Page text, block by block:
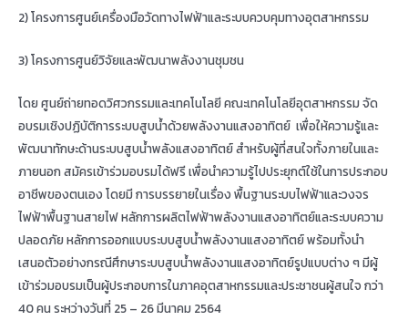
2) โครงการศูนย์เครื่องมือวัดทางไฟฟ้าและระบบควบคุมทางอุตสาหกรรม
3) โครงการศูนย์วิจัยและพัฒนาพลังงานชุมชน
โดย ศูนย์ถ่ายทอดวิศวกรรมและเทคโนโลยี คณะเทคโนโลยีอุตสาหกรรม จัด
อบรมเชิงปฏิบัติการระบบสูบน้ำด้วยพลังงานแสงอาทิตย์ เพื่อให้ความรู้และ
พัฒนาทักษะด้านระบบสูบน้ำพลังแสงอาทิตย์ สำหรับผู้ที่สนใจทั้งภายในและ
ภายนอก สมัครเข้าร่วมอบรมได้ฟรี เพื่อนำความรู้ไปประยุกต์ใช้ในการประกอบ
อาชีพของตนเอง โดยมี การบรรยายในเรื่อง พื้นฐานระบบไฟฟ้าและวงจร
ไฟฟ้าพื้นฐานสายไฟ หลักการผลิตไฟฟ้าพลังงานแสงอาทิตย์และระบบความ
ปลอดภัย หลักการออกแบบระบบสูบน้ำพลังงานแสงอาทิตย์ พร้อมทั้งนำ
เสนอตัวอย่างกรณีศึกษาระบบสูบน้ำพลังงานแสงอาทิตย์รูปแบบต่าง ๆ มีผู้
เข้าร่วมอบรมเป็นผู้ประกอบการในภาคอุตสาหกรรมและประชาชนผู้สนใจ กว่า
40 คน ระหว่างวันที่ 25 – 26 มีนาคม 2564